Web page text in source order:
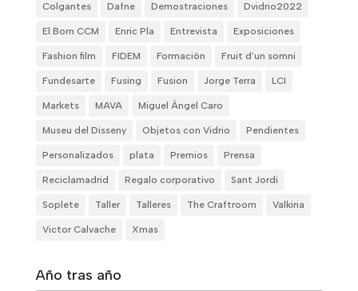
Colgantes Dafne Demostraciones Dvidrio2022
El Born CCM Enric Pla Entrevista Exposiciones
Fashion film FIDEM Formación Fruit d'un somni
Fundesarte Fusing Fusion Jorge Terra LCI
Markets MAVA Miguel Ángel Caro
Museu del Disseny Objetos con Vidrio Pendientes
Personalizados plata Premios Prensa
Reciclamadrid Regalo corporativo Sant Jordi
Soplete Taller Talleres The Craftroom Valkiria
Victor Calvache Xmas
Año tras año